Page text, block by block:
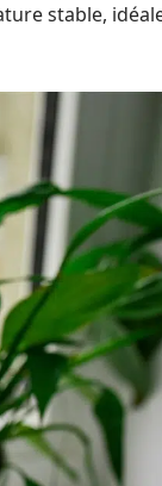
stable,